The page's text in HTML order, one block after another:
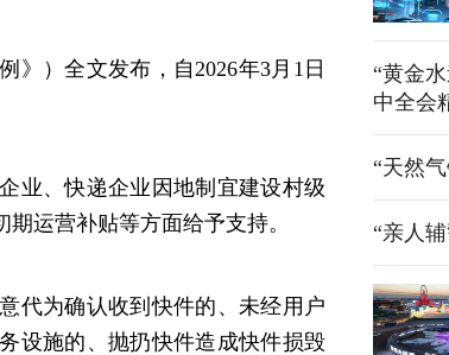
》）全文发布，自2026年3月1日
业、快递企业因地制宜建设村级
运营补贴等方面给予支持。
代为确认收到快件的、未经用户
设施的、抛扔快件造成快件损毁
“黄金
中全会
“天然
“亲人